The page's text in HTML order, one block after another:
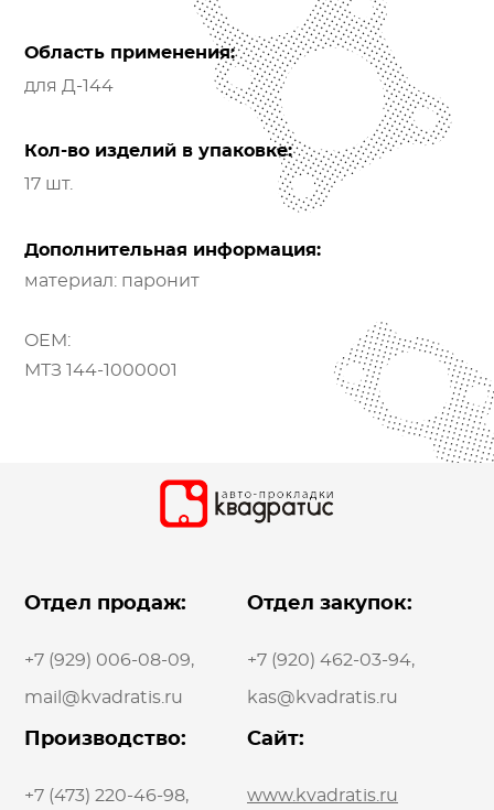
Область применения:
для Д-144
Кол-во изделий в упаковке:
17 шт.
Дополнительная информация:
материал: паронит
OEM:
МТЗ 144-1000001
Отдел продаж:
+7 (929) 006-08-09,
mail@kvadratis.ru
Отдел закупок:
+7 (920) 462-03-94,
kas@kvadratis.ru
Производство:
+7 (473) 220-46-98,
Сайт:
www.kvadratis.ru